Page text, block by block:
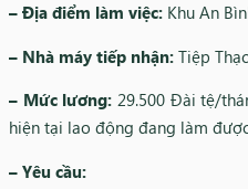
– Địa điểm làm việc: Khu An
– Nhà máy tiếp nhận: Tiệp Thạc
– Mức lương: 29.500 Đài tệ/
hiện tại lao động đang làm
– Yêu cầu: